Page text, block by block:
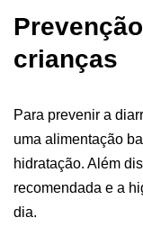
crianças
Para prevenir a
uma alimentação
hidratação. Além
recomendada e a
dia.